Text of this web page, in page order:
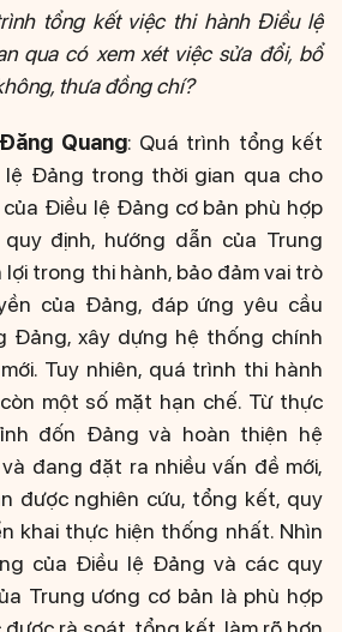
tổng kết việc thi hành Điều lệ
qua có xem xét việc sửa đổi, bổ
thưa đồng chí?
Quang: Quá trình tổng kết
Đảng trong thời gian qua cho
Điều lệ Đảng cơ bản phù hợp
định, hướng dẫn của Trung
trong thi hành, bảo đảm vai trò
của Đảng, đáp ứng yêu cầu
Đảng, xây dựng hệ thống chính
Tuy nhiên, quá trình thi hành
một số mặt hạn chế. Từ thực
đốn Đảng và hoàn thiện hệ
đang đặt ra nhiều vấn đề mới,
được nghiên cứu, tổng kết, quy
khai thực hiện thống nhất. Nhìn
của Điều lệ Đảng và các quy
Trung ương cơ bản là phù hợp